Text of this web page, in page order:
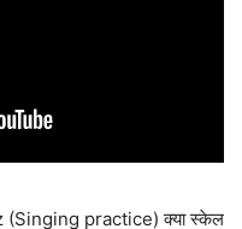
practice) क्या स्केल